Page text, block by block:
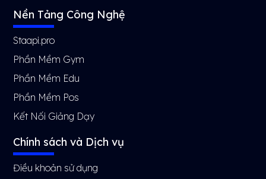
Nền Tảng Công Nghệ
Staapi.pro
Phần Mềm Gym
Phần Mềm Edu
Phần Mềm Pos
Kết Nối Giảng Dạy
Chính sách và Dịch vụ
Điều khoản sử dụng